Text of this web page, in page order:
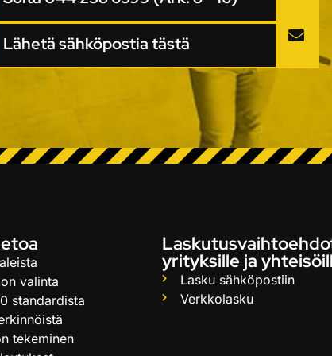
Lähetä sähköpostia tästä
valinta
standardista
tekeminen
yrityksille ja
Lasku sähköpostiin
Verkkolasku